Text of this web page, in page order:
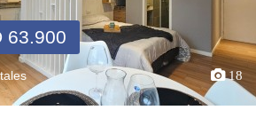
63.900
18